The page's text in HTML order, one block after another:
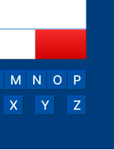
M N O
P
X Y Z